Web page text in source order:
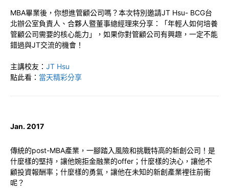
MBA畢業後，你想進管顧公司嗎？本次特別邀請JT Hsu- BCG台
北辦公室負責人、合夥人暨董事總經理來分享：「年輕人如何培養
管顧公司需要的核心能力」，如果你對管顧公司有興趣，一定不能
錯過與JT交流的機會！
主講校友： JT Hsu
點此看： 當天精彩分享
Jan. 2017
傳統的post-MBA產業，一腳踏入風險和挑戰特高的新創公司！是
什麼樣的堅持，讓他婉拒金融業的offer；什麼樣的決心，讓他不
顧投資報酬率；什麼樣的勇氣，讓他在未知的新創產業裡往前衝
呢？